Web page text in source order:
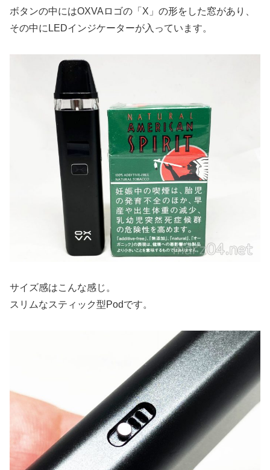
ボタンの中にはOXVAロゴの「X」の形をした窓があり、
その中にLEDインジケーターが入っています。
サイズ感はこんな感じ。
スリムなスティック型Podです。